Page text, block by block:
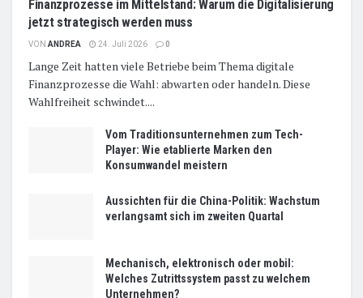
Finanzprozesse im Mittelstand: Warum die Digitalisierung
jetzt strategisch werden muss
VON ANDREA 24. Juli 2026 0
Lange Zeit hatten viele Betriebe beim Thema digitale
Finanzprozesse die Wahl: abwarten oder handeln. Diese
Wahlfreiheit schwindet....
Vom Traditionsunternehmen zum Tech-
Player: Wie etablierte Marken den
Konsumwandel meistern
Aussichten für die China-Politik: Wachstum
verlangsamt sich im zweiten Quartal
Mechanisch, elektronisch oder mobil:
Welches Zutrittssystem passt zu welchem
Unternehmen?